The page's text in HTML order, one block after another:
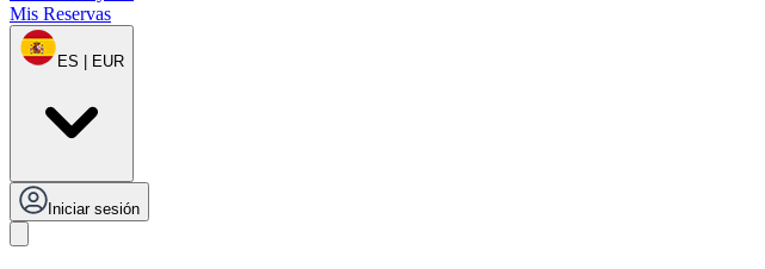
Mis Reservas
ES | EUR
Iniciar sesión